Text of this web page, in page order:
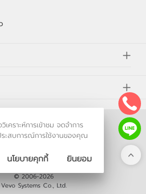
ร้านค้าออนไลน์
© 2006-2026
Vevo Systems Co., Ltd.
เคราะห์การเข้าชม จดจำการ
ะสบการณ์การใช้งานของคุณ
นโยบายคุกกี้ ยินยอม